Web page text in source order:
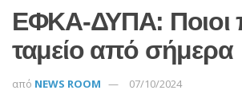
ΕΦΚΑ-ΔΥΠΑ: Ποιοι
ταμείο από σήμερα
από NEWS ROOM 07/10/2024